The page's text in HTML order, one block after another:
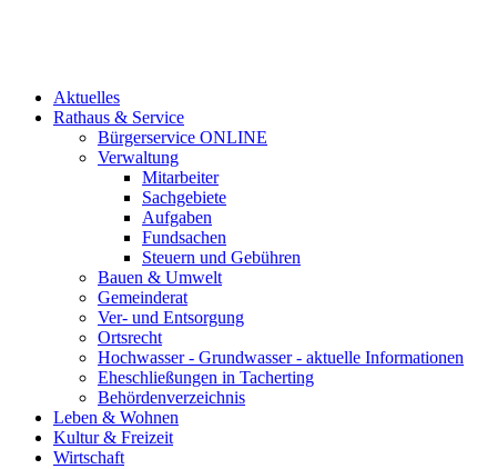
Aktuelles
Rathaus & Service
Bürgerservice ONLINE
Verwaltung
Mitarbeiter
Sachgebiete
Aufgaben
Fundsachen
Steuern und Gebühren
Bauen & Umwelt
Gemeinderat
Ver- und Entsorgung
Ortsrecht
Hochwasser - Grundwasser - aktuelle Informationen
Eheschließungen in Tacherting
Behördenverzeichnis
Leben & Wohnen
Kultur & Freizeit
Wirtschaft